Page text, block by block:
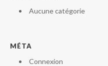
Aucune catégorie
MÉTA
Connexion